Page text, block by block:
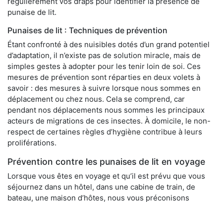
punaise de lit.
Punaises de lit : Techniques de prévention
Étant confronté à des nuisibles dotés d’un grand potentiel
d’adaptation, il n’existe pas de solution miracle, mais de
simples gestes à adopter pour les tenir loin de soi. Ces
mesures de prévention sont réparties en deux volets à
savoir : des mesures à suivre lorsque nous sommes en
déplacement ou chez nous. Cela se comprend, car
pendant nos déplacements nous sommes les principaux
acteurs de migrations de ces insectes. À domicile, le non-
respect de certaines règles d’hygiène contribue à leurs
proliférations.
Prévention contre les punaises de lit en voyage
Lorsque vous êtes en voyage et qu’il est prévu que vous
séjournez dans un hôtel, dans une cabine de train, de
bateau, une maison d’hôtes, nous vous préconisons